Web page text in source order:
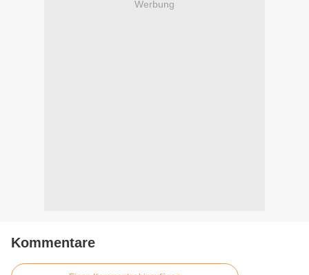
Werbung
Kommentare